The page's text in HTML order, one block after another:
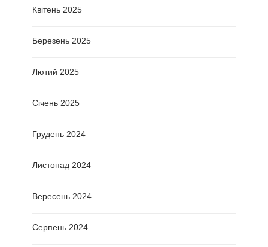
Квітень 2025
Березень 2025
Лютий 2025
Січень 2025
Грудень 2024
Листопад 2024
Вересень 2024
Серпень 2024